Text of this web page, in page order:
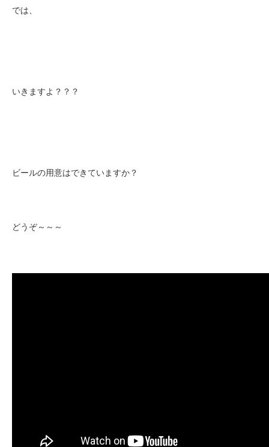
では、
いきますよ？？？
ビールの用意はできていますか？
どうぞ～～～